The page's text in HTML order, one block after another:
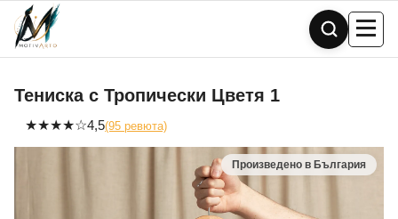
Skip
content
Тениска с Тропически Цветя 1
★★★★☆4,5(95 ревюта)